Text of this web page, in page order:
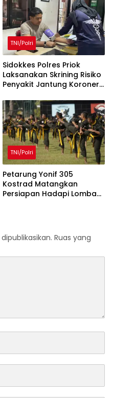
Kampung Sesor
TNI/Polri
Sidokkes Polres Priok
Laksanakan Skrining Risiko
Penyakit Jantung Koroner
TNI/Polri
Petarung Yonif 305
Kostrad Matangkan
Persiapan Hadapi Lomba
Ruas yang